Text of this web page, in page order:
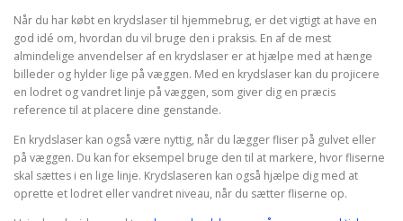
Når du har købt en krydslaser til hjemmebrug, er det vigtigt at have en
god idé om, hvordan du vil bruge den i praksis. En af de mest
almindelige anvendelser af en krydslaser er at hjælpe med at hænge
billeder og hylder lige på væggen. Med en krydslaser kan du projicere
en lodret og vandret linje på væggen, som giver dig en præcis
reference til at placere dine genstande.
En krydslaser kan også være nyttig, når du lægger fliser på gulvet eller
på væggen. Du kan for eksempel bruge den til at markere, hvor fliserne
skal sættes i en lige linje. Krydslaseren kan også hjælpe dig med at
oprette et lodret eller vandret niveau, når du sætter fliserne op.